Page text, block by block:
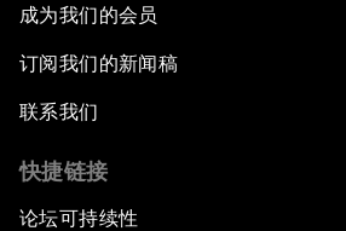
成为我们的会员
订阅我们的新闻稿
联系我们
快捷链接
论坛可持续性